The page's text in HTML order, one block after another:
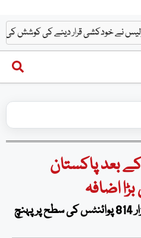
قرار دینے کی کوشش کی، میر رضا کے
بعد پاکستان
اضافہ
ہنڈرڈ انڈیکس ایک لاکھ 76 ہزار 814 پوائنٹس کی سطح پر پہنچ